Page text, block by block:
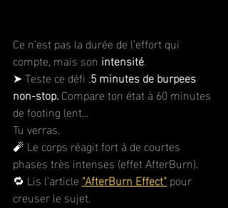
Ce n’est pas la durée de l’effort qui
compte, mais son intensité.
➤ Teste ce défi :5 minutes de burpees
non-stop. Compare ton état à 60 minutes
de footing lent...
Tu verras.
🧨 Le corps réagit fort à de courtes
phases très intenses (effet AfterBurn).
🔁 Lis l’article "AfterBurn Effect" pour
creuser le sujet.